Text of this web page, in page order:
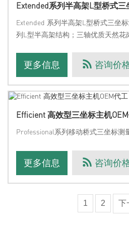
Extended系列半高架L型桥式
Extended 系列半高架L型桥式三坐
列L型半高架结构；三轴优质天然花
户需求对测量行程范围/计数系统/
定制服务可根据
更多信息 咨询价
Efficient 高效型三坐标主机
Professional系列移动桥式三坐标测
更多信息 咨询价
1 2 下